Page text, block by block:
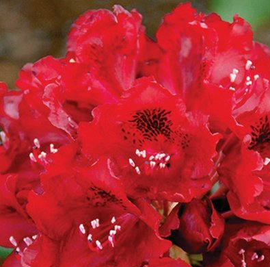
Обратный звонок Заказать обратный звонок
Каталог
Семена
Грунты
Газонные травы, сидераты
Горшки, рассадники, аксессуары
Посадочный материал
Садовый инструмент, инвентарь
Консервирование